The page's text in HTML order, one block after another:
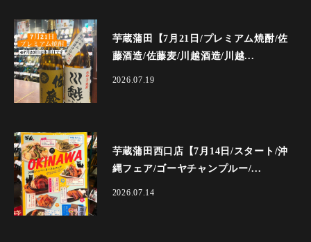
芋蔵蒲田【7月21日/プレミアム焼酎/佐
藤酒造/佐藤麦/川越酒造/川越...
2026.07.19
芋蔵蒲田西口店【7月14日/スタート/沖
縄フェア/ゴーヤチャンプルー/...
2026.07.14